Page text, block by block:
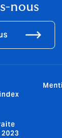
nous